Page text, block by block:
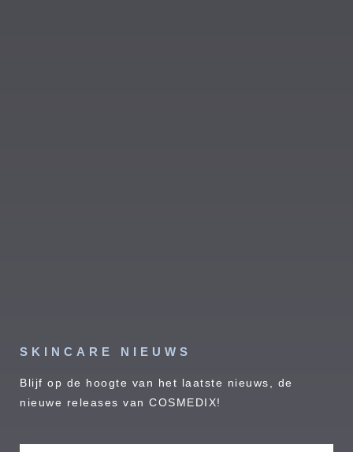
SKINCARE NIEUWS
Blijf op de hoogte van het laatste nieuws, de
nieuwe releases van COSMEDIX!